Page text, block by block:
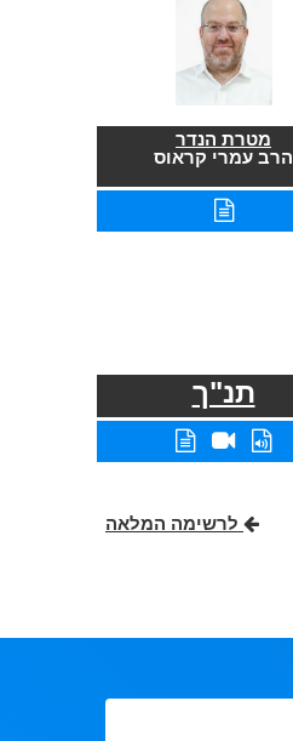
מטרת הנדר
הרב עמרי קראוס
תנ"ך
לרשימה המלאה